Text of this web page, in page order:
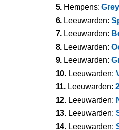
5. Hempens:
6. Leeuwarden:
7. Leeuwarden:
8. Leeuwarden:
9. Leeuwarden:
10. Leeuwarden:
11. Leeuwarden:
12. Leeuwarden:
13. Leeuwarden:
14. Leeuwarden: